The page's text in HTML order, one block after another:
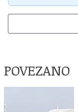
POVEZANO